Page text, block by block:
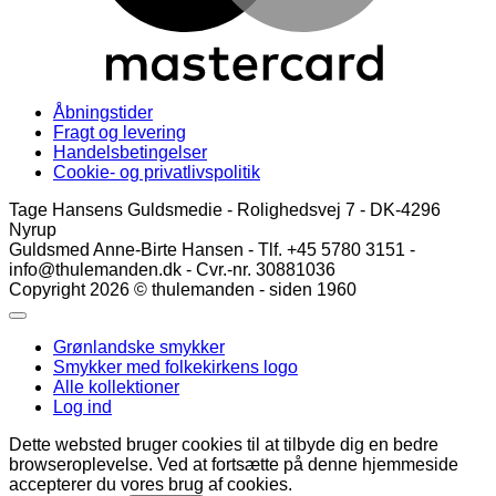
Åbningstider
Fragt og levering
Handelsbetingelser
Cookie- og privatlivspolitik
Tage Hansens Guldsmedie - Rolighedsvej 7 - DK-4296
Nyrup
Guldsmed Anne-Birte Hansen - Tlf. +45 5780 3151 -
info@thulemanden.dk - Cvr.-nr. 30881036
Copyright 2026 © thulemanden - siden 1960
Grønlandske smykker
Smykker med folkekirkens logo
Alle kollektioner
Log ind
Dette websted bruger cookies til at tilbyde dig en bedre
browseroplevelse. Ved at fortsætte på denne hjemmeside
accepterer du vores brug af cookies.